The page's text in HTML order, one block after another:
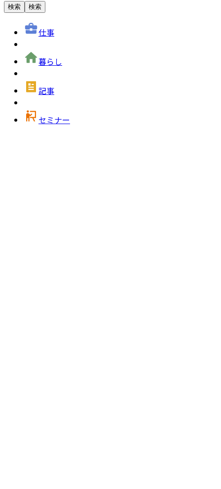
検索 検索
仕事
暮らし
記事
セミナー